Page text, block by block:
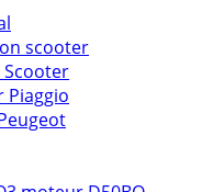
scooter
Piaggio